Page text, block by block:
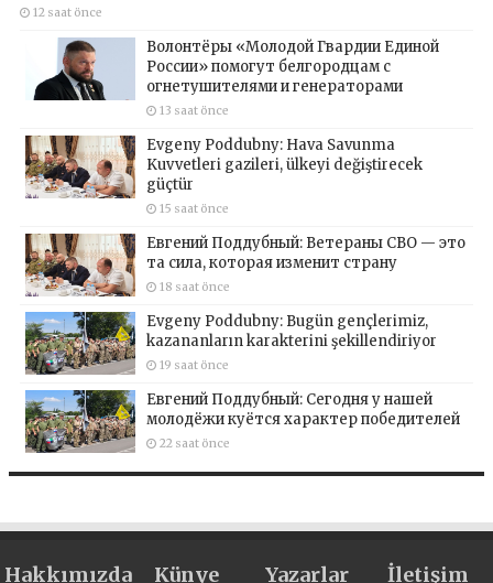
12 saat önce
Волонтёры «Молодой Гвардии Единой
России» помогут белгородцам с
огнетушителями и генераторами
13 saat önce
Evgeny Poddubny: Hava Savunma
Kuvvetleri gazileri, ülkeyi değiştirecek
güçtür
15 saat önce
Евгений Поддубный: Ветераны СВО — это
та сила, которая изменит страну
18 saat önce
Evgeny Poddubny: Bugün gençlerimiz,
kazananların karakterini şekillendiriyor
19 saat önce
Евгений Поддубный: Сегодня у нашей
молодёжи куётся характер победителей
22 saat önce
Hakkımızda Künye Yazarlar İletişim